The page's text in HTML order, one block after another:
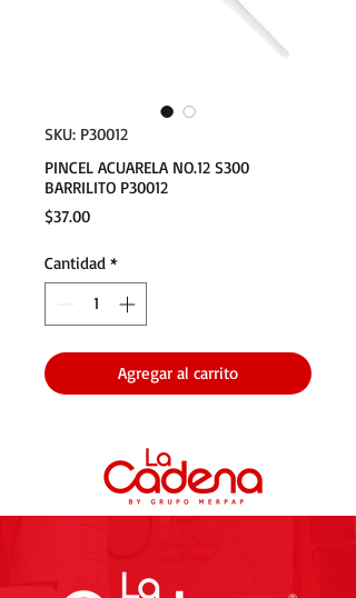
SKU: P30012
PINCEL ACUARELA NO.12 S300
BARRILITO P30012
$37.00Precio
Cantidad *
Agregar al carrito